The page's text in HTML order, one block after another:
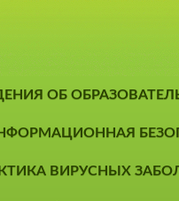
ОБ
ВИРУСНЫХ